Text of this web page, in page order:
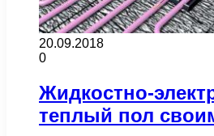
20.09.2018
0
Жидкостно-
теплый пол